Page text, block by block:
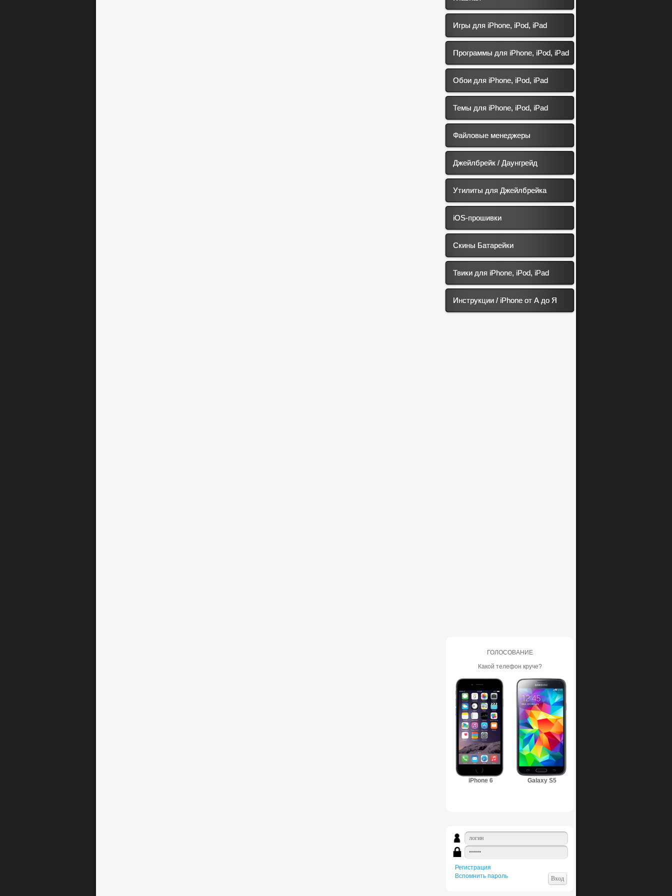
Игры для iPhone, iPod, iPad
Программы для iPhone, iPod, iPad
Обои для iPhone, iPod, iPad
Темы для iPhone, iPod, iPad
Файловые менеджеры
Джейлбрейк / Даунгрейд
Утилиты для Джейлбрейка
iOS-прошивки
Скины Батарейки
Твики для iPhone, iPod, iPad
Инструкции / iPhone от А до Я
ГОЛОСОВАНИЕ
Какой телефон круче?
iPhone 6 Galaxy S5
Регистрация
Вспомнить пароль